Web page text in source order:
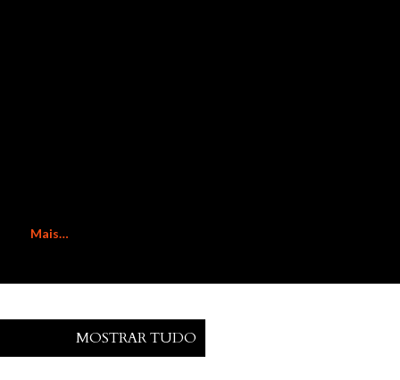
Mais…
MOSTRAR TUDO